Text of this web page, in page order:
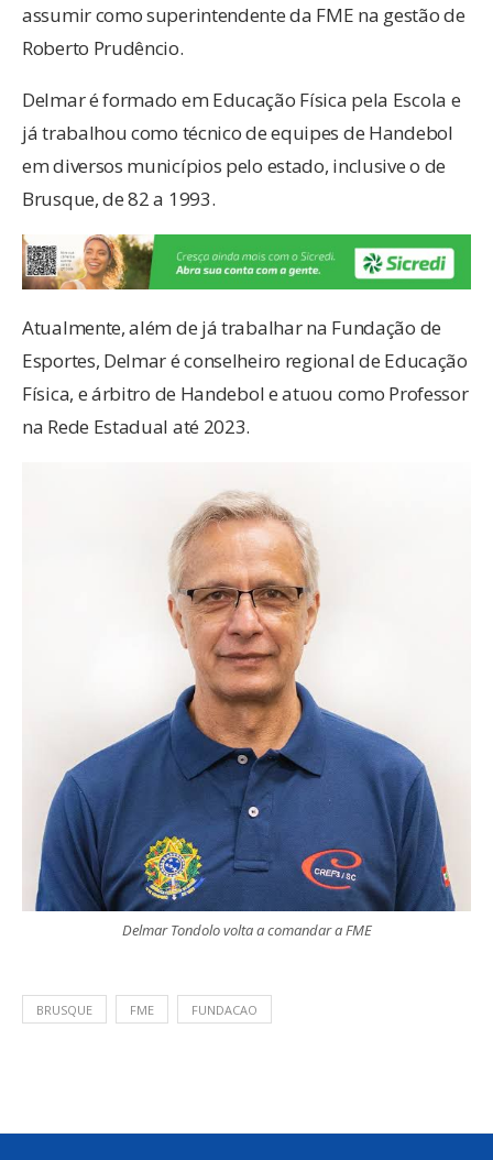
assumir como superintendente da FME na gestão de
Roberto Prudêncio.
Delmar é formado em Educação Física pela Escola e
já trabalhou como técnico de equipes de Handebol
em diversos municípios pelo estado, inclusive o de
Brusque, de 82 a 1993.
Atualmente, além de já trabalhar na Fundação de
Esportes, Delmar é conselheiro regional de Educação
Física, e árbitro de Handebol e atuou como Professor
na Rede Estadual até 2023.
Delmar Tondolo volta a comandar a FME
BRUSQUE FME FUNDACAO